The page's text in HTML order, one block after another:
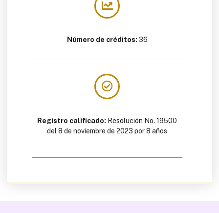
Número de créditos: 36
Registro calificado: Resolución No. 19500
del 8 de noviembre de 2023 por 8 años